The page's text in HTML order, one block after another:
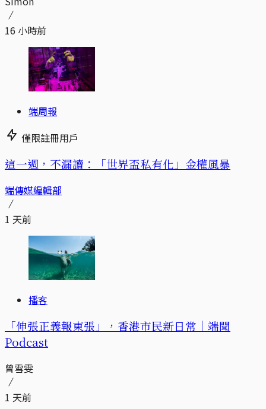
16 小時前
端周報
僅限註冊用戶
這一週，不漏讀：「世界盃私有化」金權風暴
端傳媒編輯部
1 天前
播客
「伸張正義報東張」，香港市民新日常｜端聞
Podcast
曾雪雯
1 天前